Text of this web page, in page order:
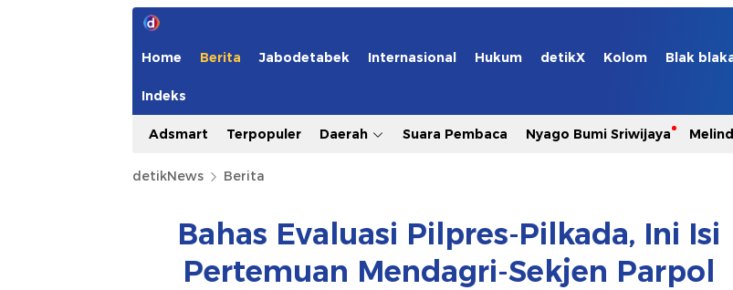
Home Berita Jabodetabek Internasional Hukum detikX Kolom Blak
Indeks
Adsmart Terpopuler Daerah Suara Pembaca Nyago Bumi Sriwijaya
detikNews Berita
Bahas Evaluasi Pilpres-Pilkada, Ini Isi
Pertemuan Mendagri-Sekjen Parpol